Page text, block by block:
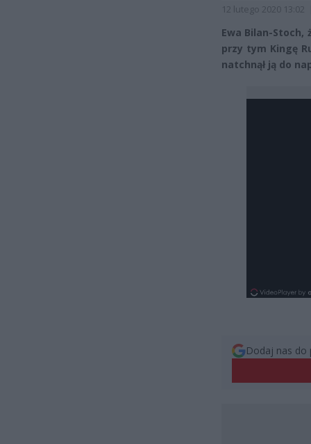
12 lutego 2020 13:02
Ewa Bilan-
przy tym Kingę
natchnął ją do
Dodaj nas do